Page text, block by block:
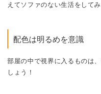
えてソファのない生活をして
配色は明るめを意識
部屋の中で視界に入るものは
しょう！